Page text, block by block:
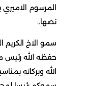
المرسوم الاميري
نصها..
سمو الاخ الكريم
حفظه الله رئيس
الله وبركاته